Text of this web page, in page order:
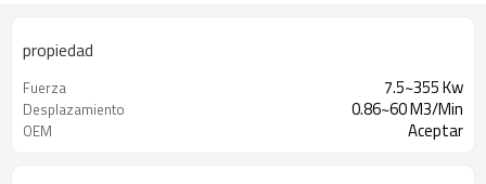
propiedad
Fuerza 7.5~355 Kw
Desplazamiento 0.86~60 M3/Min
OEM Aceptar